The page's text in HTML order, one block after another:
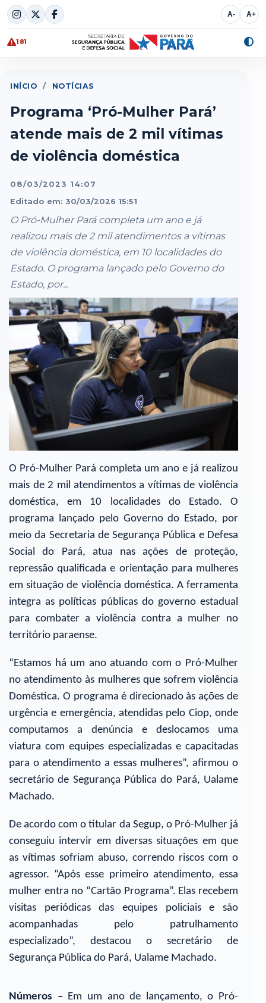
Skip
to
content
A- A+
181
INÍCIO / NOTÍCIAS
Programa ‘Pró-Mulher Pará’
atende mais de 2 mil vítimas
de violência doméstica
08/03/2023 14:07
Editado em: 30/03/2026 15:51
O Pró-Mulher Pará completa um ano e já
realizou mais de 2 mil atendimentos a vítimas
de violência doméstica, em 10 localidades do
Estado. O programa lançado pelo Governo do
Estado, por...
O Pró-Mulher Pará completa um ano e já realizou
mais de 2 mil atendimentos a vítimas de violência
doméstica, em 10 localidades do Estado. O
programa lançado pelo Governo do Estado, por
meio da Secretaria de Segurança Pública e Defesa
Social do Pará, atua nas ações de proteção,
repressão qualificada e orientação para mulheres
em situação de violência doméstica. A ferramenta
integra as políticas públicas do governo estadual
para combater a violência contra a mulher no
território paraense.
“Estamos há um ano atuando com o Pró-Mulher
no atendimento às mulheres que sofrem violência
Doméstica. O programa é direcionado às ações de
urgência e emergência, atendidas pelo Ciop, onde
computamos a denúncia e deslocamos uma
viatura com equipes especializadas e capacitadas
para o atendimento a essas mulheres”, afirmou o
secretário de Segurança Pública do Pará, Ualame
Machado.
De acordo com o titular da Segup, o Pró-Mulher já
conseguiu intervir em diversas situações em que
as vítimas sofriam abuso, correndo riscos com o
agressor. “Após esse primeiro atendimento, essa
mulher entra no “Cartão Programa”. Elas recebem
visitas periódicas das equipes policiais e são
acompanhadas pelo patrulhamento
especializado”, destacou o secretário de
Segurança Pública do Pará, Ualame Machado.
Números – Em um ano de lançamento, o Pró-